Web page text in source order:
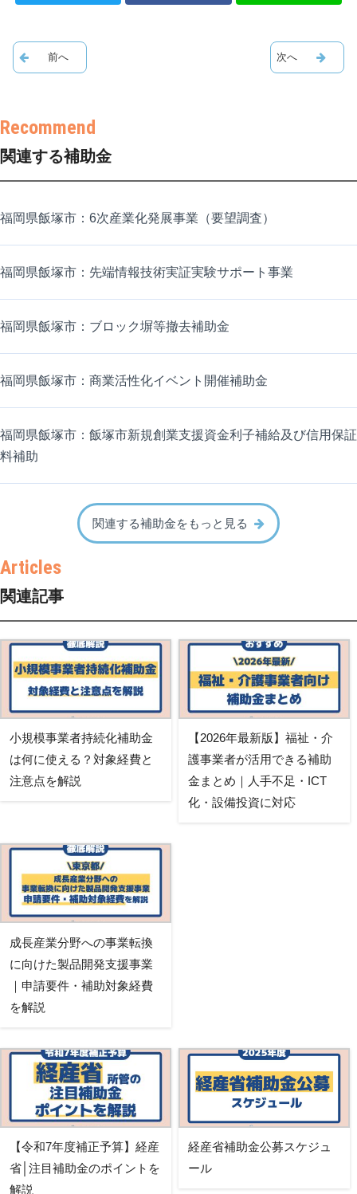
関連する補助金
福岡県飯塚市：6次産業化発展事業（要望調査）
福岡県飯塚市：先端情報技術実証実験サポート事業
福岡県飯塚市：ブロック塀等撤去補助金
福岡県飯塚市：商業活性化イベント開催補助金
福岡県飯塚市：飯塚市新規創業支援資金利子補給及び信用保証
料補助
関連する補助金をもっと見る
関連記事
小規模事業者持続化補助金
は何に使える？対象経費と
注意点を解説
【2026年最新版】福祉・介
護事業者が活用できる補助
金まとめ｜人手不足・ICT
化・設備投資に対応
成長産業分野への事業転換
に向けた製品開発支援事業
｜申請要件・補助対象経費
を解説
【令和7年度補正予算】経産
省│注目補助金のポイントを
解説
経産省補助金公募スケジュ
ール